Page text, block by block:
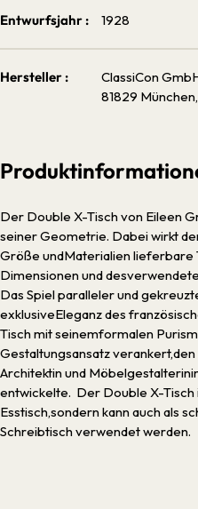
Entwurfsjahr : 1928
Hersteller :
ClassiCon
81829
Der Double X-Tisch von Eileen
seiner Geometrie. Dabei wirkt
Größe undMaterialien lieferbare
Dimensionen und
Das Spiel paralleler und
exklusiveEleganz des
Tisch mit seinemformalen
Gestaltungsansatz
Architektin und
entwickelte. Der Double X-
Esstisch,sondern kann auch als
Schreibtisch verwendet werden.